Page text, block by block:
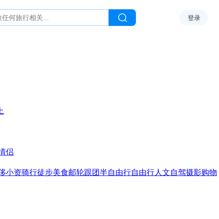
登录
侣
小资骑行徒步美食邮轮跟团半自由行自由行人文自驾摄影购物